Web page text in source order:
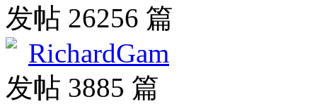
发帖 26256 篇
RichardGam
发帖 3885 篇